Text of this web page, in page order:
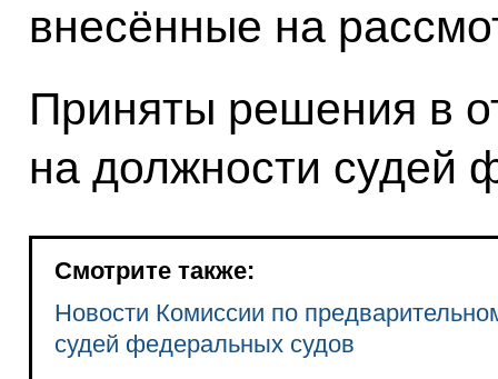
внесённые на
Приняты решения в
на должности судей
Смотрите также:
Новости Комиссии по
судей федеральных судов